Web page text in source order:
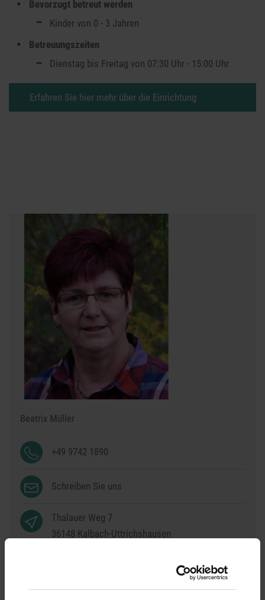
Bevorzugt betreut werden
Kinder von 0 - 3 Jahren
Betreuungszeiten
Dienstag bis Freitag von 07:30 Uhr - 15:00 Uhr
Erfahren Sie hier mehr über die Einrichtung
Beatrix Müller
+49 9742 1890
Schreiben Sie uns
Thalauer Weg 7
36148 Kalbach-Uttrichshausen